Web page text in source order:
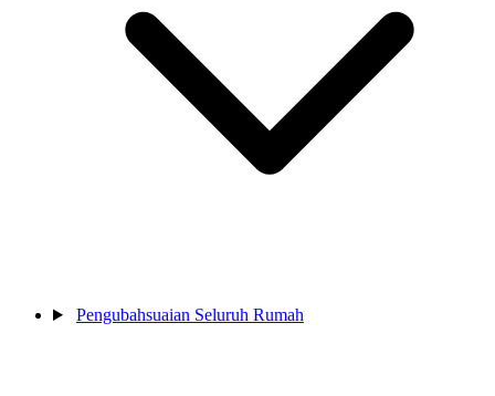
Pengubahsuaian Seluruh Rumah